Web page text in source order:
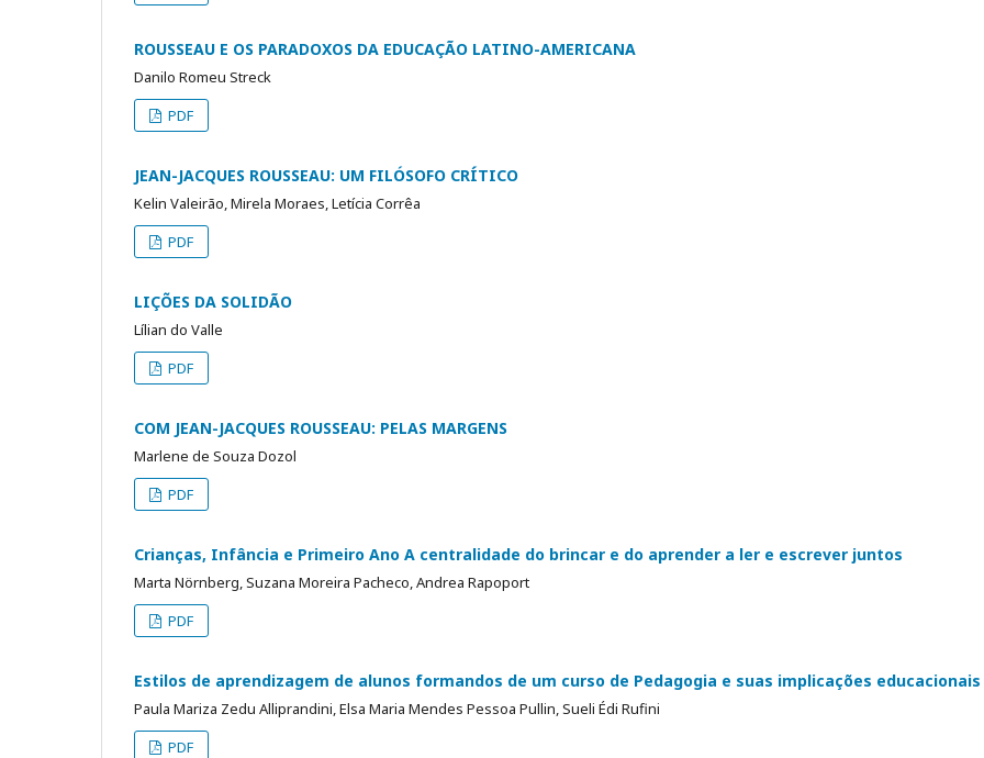
ROUSSEAU E OS PARADOXOS DA EDUCAÇÃO LATINO-AMERICANA
Danilo Romeu Streck
PDF
JEAN-JACQUES ROUSSEAU: UM FILÓSOFO CRÍTICO
Kelin Valeirão, Mirela Moraes, Letícia Corrêa
PDF
LIÇÕES DA SOLIDÃO
Lílian do Valle
PDF
COM JEAN-JACQUES ROUSSEAU: PELAS MARGENS
Marlene de Souza Dozol
PDF
Crianças, Infância e Primeiro Ano A centralidade do brincar e do aprender a ler e escrever juntos
Marta Nörnberg, Suzana Moreira Pacheco, Andrea Rapoport
PDF
Estilos de aprendizagem de alunos formandos de um curso de Pedagogia e suas implicações educacionais
Paula Mariza Zedu Alliprandini, Elsa Maria Mendes Pessoa Pullin, Sueli Édi Rufini
PDF